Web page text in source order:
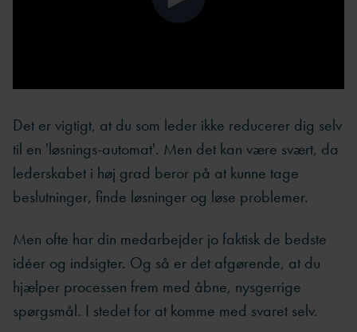
Det er vigtigt, at du som leder ikke reducerer dig selv
til en 'løsnings-automat'. Men det kan være svært, da
lederskabet i høj grad beror på at kunne tage
beslutninger, finde løsninger og løse problemer.
Men ofte har din medarbejder jo faktisk de bedste
idéer og indsigter. Og så er det afgørende, at du
hjælper processen frem med åbne, nysgerrige
spørgsmål. I stedet for at komme med svaret selv.